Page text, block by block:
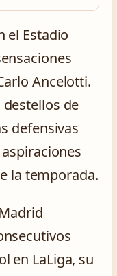
el Estadio
Ancelotti.
de
defensivas
la temporada.
en LaLiga, su